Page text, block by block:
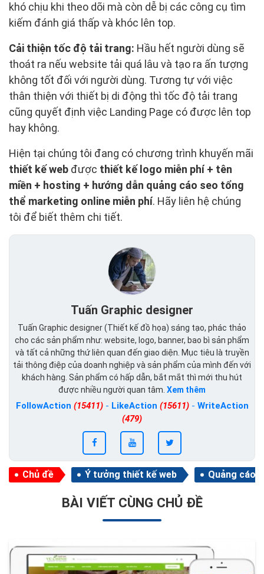
khó chịu khi theo dõi mà còn dễ bị các công cụ tìm
kiếm đánh giá thấp và khóc lên top.
Cải thiện tốc độ tải trang: Hầu hết người dùng sẽ
thoát ra nếu website tải quá lâu và tạo ra ấn tượng
không tốt đối với người dùng. Tương tự với việc
thân thiện với thiết bị di động thì tốc độ tải trang
cũng quyết định việc Landing Page có được lên top
hay không.
Hiện tại chúng tôi đang có chương trình khuyến mãi
thiết kế web được thiết kế logo miễn phí + tên
miền + hosting + hướng dẫn quảng cáo seo tổng
thể marketing online miễn phí. Hãy liên hệ chúng
tôi để biết thêm chi tiết.
Tuấn Graphic designer
Tuấn Graphic designer (Thiết kế đồ họa) sáng tạo, phác thảo
cho các sản phẩm như: website, logo, banner, bao bì sản phẩm
và tất cả những thứ liên quan đến giao diện. Mục tiêu là truyền
tải thông điệp của doanh nghiệp và sản phẩm của mình đến với
khách hàng. Sản phẩm có hấp dẫn, bắt mắt thì mới thu hút
được nhiều người quan tâm. Xem thêm
FollowAction (15411)- LikeAction (15611)- WriteAction
(479)
Chủ đề Ý tưởng thiết kế web Quảng cáo
BÀI VIẾT CÙNG CHỦ ĐỀ